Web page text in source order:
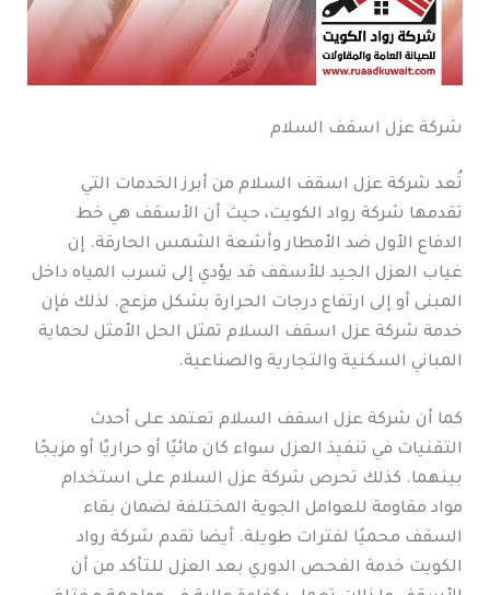
شركة عزل اسقف السلام
تُعد شركة عزل اسقف السلام من أبرز الخدمات التي
تقدمها شركة رواد الكويت، حيث أن الأسقف هي خط
الدفاع الأول ضد الأمطار وأشعة الشمس الحارقة. إن
غياب العزل الجيد للأسقف قد يؤدي إلى تسرب المياه داخل
المبنى أو إلى ارتفاع درجات الحرارة بشكل مزعج. لذلك فإن
خدمة شركة عزل اسقف السلام تمثل الحل الأمثل لحماية
المباني السكنية والتجارية والصناعية.
كما أن شركة عزل اسقف السلام تعتمد على أحدث
التقنيات في تنفيذ العزل سواء كان مائيًا أو حراريًا أو مزيجًا
بينهما. كذلك تحرص شركة عزل السلام على استخدام
مواد مقاومة للعوامل الجوية المختلفة لضمان بقاء
السقف محميًا لفترات طويلة. أيضا تقدم شركة رواد
الكويت خدمة الفحص الدوري بعد العزل للتأكد من أن